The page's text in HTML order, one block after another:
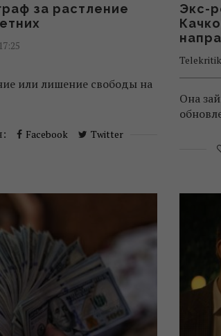
за растление
или лишение свободы на
Facebook Twitter
Экс-
Она